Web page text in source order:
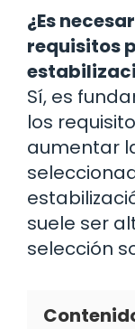
¿Es
requisitos
Sí, es
los
aumentar
suele ser
selección